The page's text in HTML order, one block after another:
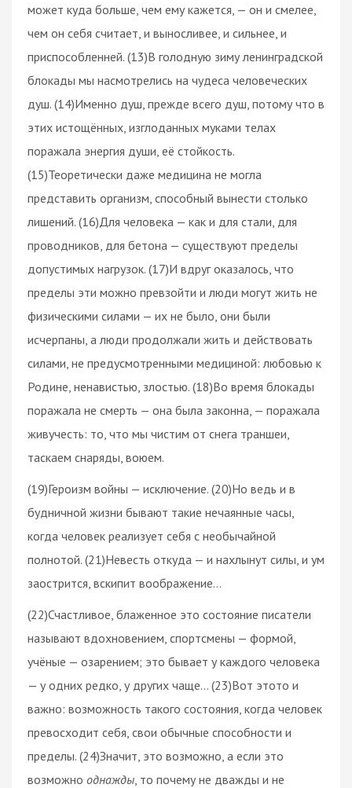
может куда больше, чем ему кажется, — он и смелее,
чем он себя считает, и выносливее, и сильнее, и
приспособленней. (13)В голодную зиму ленинградской
блокады мы насмотрелись на чудеса человеческих
душ. (14)Именно душ, прежде всего душ, потому что в
этих истощённых, изглоданных муками телах
поражала энергия души, её стойкость.
(15)Теоретически даже медицина не могла
представить организм, способный вынести столько
лишений. (16)Для человека — как и для стали, для
проводников, для бетона — существуют пределы
допустимых нагрузок. (17)И вдруг оказалось, что
пределы эти можно превзойти и люди могут жить не
физическими силами — их не было, они были
исчерпаны, а люди продолжали жить и действовать
силами, не предусмотренными медициной: любовью к
Родине, ненавистью, злостью. (18)Во время блокады
поражала не смерть — она была законна, — поражала
живучесть: то, что мы чистим от снега траншеи,
таскаем снаряды, воюем.
(19)Героизм войны — исключение. (20)Но ведь и в
будничной жизни бывают такие нечаянные часы,
когда человек реализует себя с необычайной
полнотой. (21)Невесть откуда — и нахлынут силы, и ум
заострится, вскипит воображение…
(22)Счастливое, блаженное это состояние писатели
называют вдохновением, спортсмены — формой,
учёные — озарением; это бывает у каждого человека
— у одних редко, у других чаще… (23)Вот этото и
важно: возможность такого состояния, когда человек
превосходит себя, свои обычные способности и
пределы. (24)Значит, это возможно, а если это
возможно однажды , то почему не дважды и не